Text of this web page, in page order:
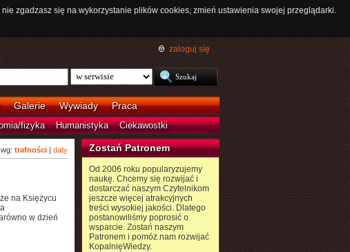
zgadzasz się na wykorzystanie plików cookies, zmień ustawienia swojej przeglądarki.
zaloguj się
Galerie Wywiady Praca
fizyka Humanistyka Ciekawostki
trafności| daty
na Księżycu
w dzień
Zostań Patronem
Od 2006 roku popularyzujemy
naukę. Chcemy się rozwijać i
dostarczać naszym Czytelnikom
jeszcze więcej atrakcyjnych
treści wysokiej jakości. Dlatego
postanowiliśmy poprosić o
wsparcie. Zostań naszym
Patronem i pomóż nam rozwijać
KopalnięWiedzy.